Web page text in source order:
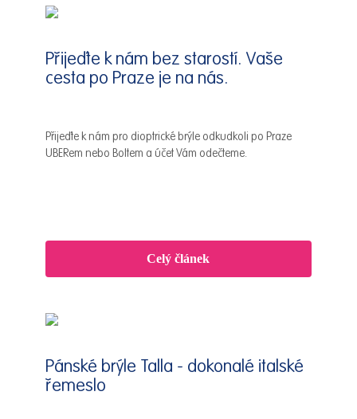
Přijeďte k nám bez starostí. Vaše
cesta po Praze je na nás.
Přijeďte k nám pro dioptrické brýle odkudkoli po Praze
UBERem nebo Boltem a účet Vám odečteme.
Celý článek
Pánské brýle Talla - dokonalé italské
řemeslo